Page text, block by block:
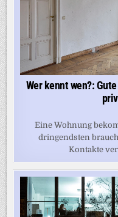
Wer kennt wen?:
Eine Wohnung
dringendsten
Kontakte